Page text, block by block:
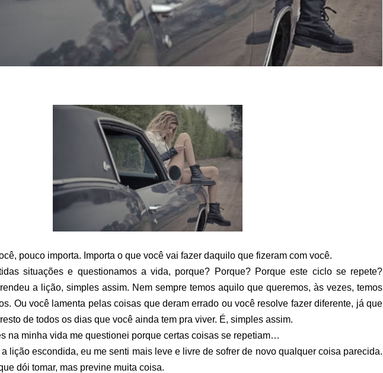
pouco importa. Importa o que você vai fazer daquilo que fizeram com você.
situações e questionamos a vida, porque? Porque? Porque este ciclo se repete?
a lição, simples assim. Nem sempre temos aquilo que queremos, às vezes, temos
Ou você lamenta pelas coisas que deram errado ou você resolve fazer diferente, já que
de todos os dias que você ainda tem pra viver. É, simples assim.
na minha vida me questionei porque certas coisas se repetiam…
lição escondida, eu me senti mais leve e livre de sofrer de novo qualquer coisa parecida.
dói tomar, mas previne muita coisa.